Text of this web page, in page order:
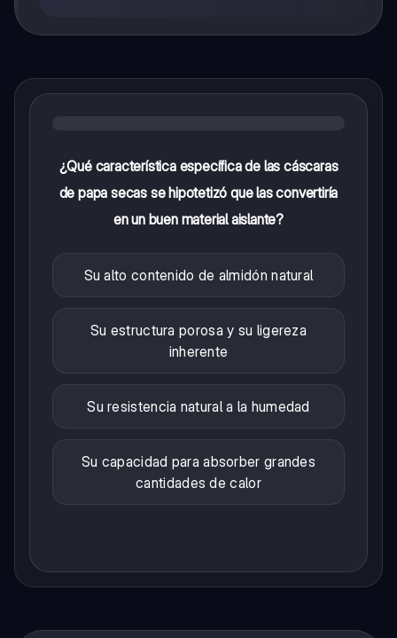
¿Qué característica específica de las cáscaras
de papa secas se hipotetizó que las convertiría
en un buen material aislante?
Su alto contenido de almidón natural
Su estructura porosa y su ligereza
inherente
Su resistencia natural a la humedad
Su capacidad para absorber grandes
cantidades de calor